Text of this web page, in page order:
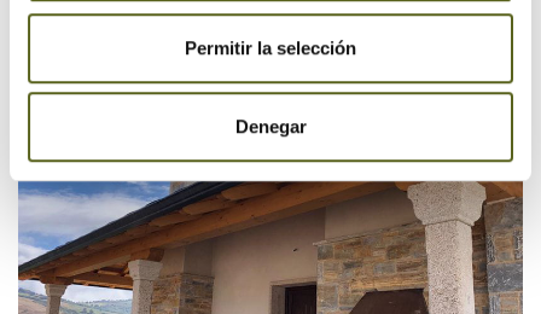
Permitir la selección
Denegar